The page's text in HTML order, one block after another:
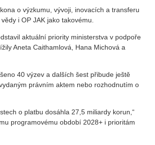
o výzkumu, vývoji, inovacích a transferu
i OP JAK jako takovému.
aktuální priority ministerstva v podpoře
Aneta Caithamlová, Hana Michová a
40 výzev a dalších šest přibude ještě
právním aktem nebo rozhodnutím o
o platbu dosáhla 27,5 miliardy korun,“
programovému období 2028+ i prioritám